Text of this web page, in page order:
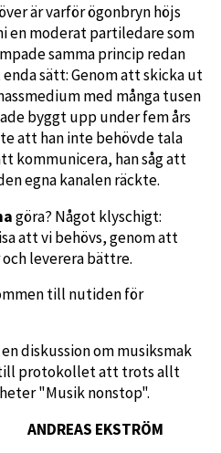
är varför ögonbryn höjs
en moderat partiledare som
samma princip redan
sätt: Genom att skicka ut
med många tusen
byggt upp under fem års
att han inte behövde tala
kommunicera, han såg att
egna kanalen räckte.
göra? Något klyschigt:
att vi behövs, genom att
leverera bättre.
till nutiden för
diskussion om musiksmak
protokollet att trots allt
"Musik nonstop".